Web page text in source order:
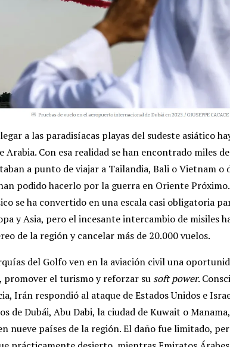
a las paradisíacas playas del sudeste asiático
Arabia. Con esa realidad se han encontrado miles
a punto de viajar a Tailandia, Bali o Vietnam o
podido hacerlo por la guerra en Oriente
se ha convertido en una escala casi obligatoria
y Asia, pero el incesante intercambio de misiles
de la región y cancelar más de 20.000 vuelos.
del Golfo ven en la aviación civil una
promover el turismo y reforzar su soft power.
Irán respondió al ataque de Estados Unidos e
de Dubái, Abu Dabi, la ciudad de Kuwait o
nueve países de la región. El daño fue limitado,